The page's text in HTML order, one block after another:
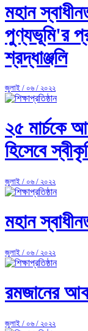
মহান
পুণ্যভূমি'র
শ্রদ্ধাঞ্জলি
জুলাই / ০৬ / ২০২২
২৫ মার্চকে
হিসেবে
জুলাই / ০৬ / ২০২২
মহান
জুলাই / ০৬ / ২০২২
রমজানের
জুলাই / ০৬ / ২০২২